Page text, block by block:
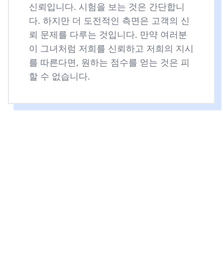
신뢰입니다. 시험을 보는 것은 간단합니
다. 하지만 더 도전적인 측면은 고객의 신
뢰 문제를 다루는 것입니다. 만약 여러분
이 그녀처럼 저희를 신뢰하고 저희의 지시
를 따른다면, 원하는 점수를 얻는 것은 피
할 수 없습니다.